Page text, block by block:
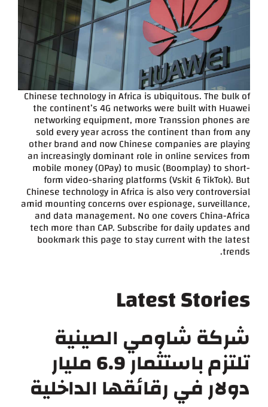
Chinese technology in Africa is ubiquitous. The bulk of
the continent’s 4G networks were built with Huawei
networking equipment, more Transsion phones are
sold every year across the continent than from any
other brand and now Chinese companies are playing
an increasingly dominant role in online services from
mobile money (OPay) to music (Boomplay) to short-
form video-sharing platforms (Vskit & TikTok). But
Chinese technology in Africa is also very controversial
amid mounting concerns over espionage, surveillance,
and data management. No one covers China-Africa
tech more than CAP.Subscribe for daily updates and
bookmark this page to stay current with the latest
trends.
Latest Stories
شركة شاومي الصينية
تلتزم باستثمار 6.9 مليار
دولار في رقائقها الداخلية